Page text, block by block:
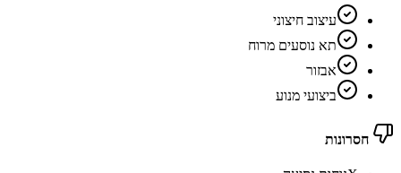
עיצוב חיצוני
תא נוסעים מרוח
אבזור
ביצועי מנוע
חסרונות